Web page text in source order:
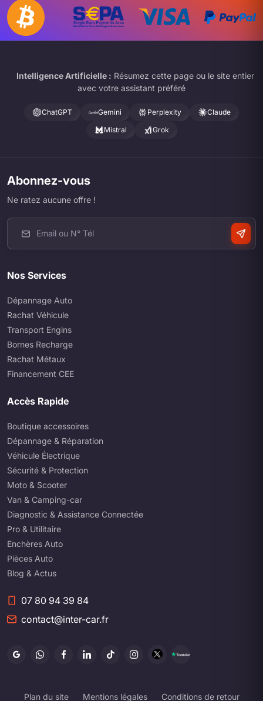
Intelligence Artificielle : Résumez cette page ou le site entier
avec votre assistant préféré
ChatGPT Gemini Perplexity
Claude
Mistral
Grok
Abonnez-vous
Ne ratez aucune offre !
Nos Services
Dépannage Auto
Rachat Véhicule
Transport Engins
Bornes Recharge
Rachat Métaux
Financement CEE
Accès Rapide
Boutique accessoires
Dépannage & Réparation
Véhicule Électrique
Sécurité & Protection
Moto & Scooter
Van & Camping-car
Diagnostic & Assistance Connectée
Pro & Utilitaire
Enchères Auto
Pièces Auto
Blog & Actus
07 80 94 39 84
contact@inter-car.fr
Plan du site Mentions légales Conditions de retour